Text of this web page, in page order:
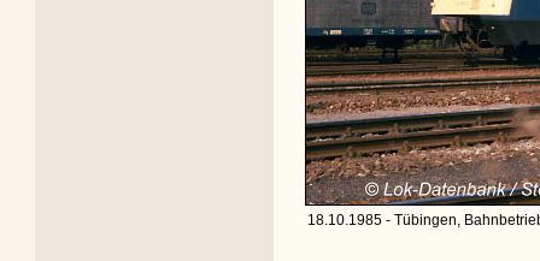
18.10.1985 - Tübingen,